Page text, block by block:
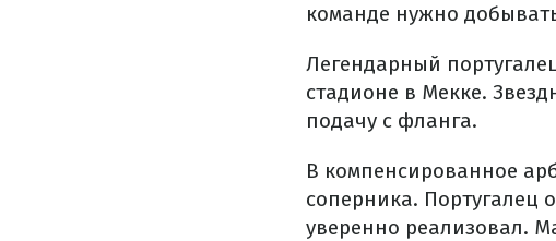
команде нужно
Легендарный
стадионе в Мекке.
подачу с фланга.
В компенсированное
соперника. Португалец
уверенно реализовал.